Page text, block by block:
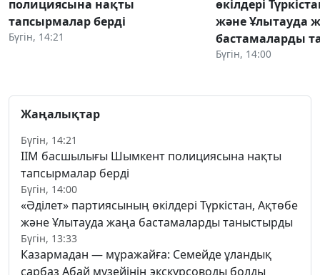
полициясына нақты
тапсырмалар берді
Бүгін, 14:21
өкілдері
және Ұлытауда
бастамаларды
Бүгін, 14:00
Жаңалықтар
Бүгін, 14:21
ІІМ басшылығы Шымкент полициясына нақты
тапсырмалар берді
Бүгін, 14:00
«Әділет» партиясының өкілдері Түркістан, Ақтөбе
және Ұлытауда жаңа бастамаларды таныстырды
Бүгін, 13:33
Казармадан — мұражайға: Семейде ұландық
сарбаз Абай музейінің экскурсоводы болды